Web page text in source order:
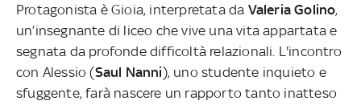
Protagonista è Gioia, interpretata da Valeria Golino,
un’insegnante di liceo che vive una vita appartata e
segnata da profonde difficoltà relazionali. L'incontro
con Alessio (Saul Nanni), uno studente inquieto e
sfuggente, farà nascere un rapporto tanto inatteso